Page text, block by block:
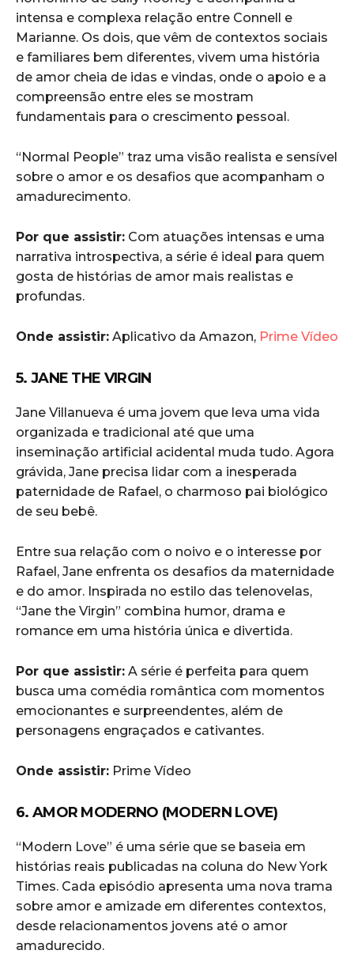
intensa e complexa relação entre Connell e
Marianne. Os dois, que vêm de contextos sociais
e familiares bem diferentes, vivem uma história
de amor cheia de idas e vindas, onde o apoio e a
compreensão entre eles se mostram
fundamentais para o crescimento pessoal.
“Normal People” traz uma visão realista e sensível
sobre o amor e os desafios que acompanham o
amadurecimento.
Por que assistir: Com atuações intensas e uma
narrativa introspectiva, a série é ideal para quem
gosta de histórias de amor mais realistas e
profundas.
Onde assistir: Aplicativo da Amazon, Prime Vídeo
5. JANE THE VIRGIN
Jane Villanueva é uma jovem que leva uma vida
organizada e tradicional até que uma
inseminação artificial acidental muda tudo. Agora
grávida, Jane precisa lidar com a inesperada
paternidade de Rafael, o charmoso pai biológico
de seu bebê.
Entre sua relação com o noivo e o interesse por
Rafael, Jane enfrenta os desafios da maternidade
e do amor. Inspirada no estilo das telenovelas,
“Jane the Virgin” combina humor, drama e
romance em uma história única e divertida.
Por que assistir: A série é perfeita para quem
busca uma comédia romântica com momentos
emocionantes e surpreendentes, além de
personagens engraçados e cativantes.
Onde assistir: Prime Vídeo
6. AMOR MODERNO (MODERN LOVE)
“Modern Love” é uma série que se baseia em
histórias reais publicadas na coluna do New York
Times. Cada episódio apresenta uma nova trama
sobre amor e amizade em diferentes contextos,
desde relacionamentos jovens até o amor
amadurecido.